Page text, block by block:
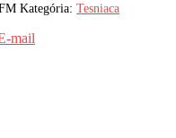
Kategória: Tesniaca
mail